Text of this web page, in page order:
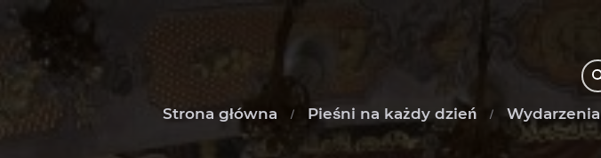
Strona główna Pieśni na każdy dzień Wydarzenia